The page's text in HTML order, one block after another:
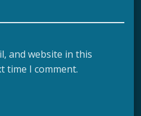
and website in this
time I comment.